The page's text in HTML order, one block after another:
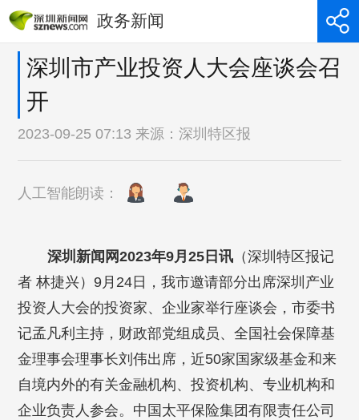
政务新闻
深圳市产业投资人大会座谈会召
开
2023-09-25 07:13 来源：深圳特区报
人工智能朗读：
深圳新闻网2023年9月25日讯（深圳特区报记
者 林捷兴）9月24日，我市邀请部分出席深圳产业
投资人大会的投资家、企业家举行座谈会，市委书
记孟凡利主持，财政部党组成员、全国社会保障基
金理事会理事长刘伟出席，近50家国家级基金和来
自境内外的有关金融机构、投资机构、专业机构和
企业负责人参会。中国太平保险集团有限责任公司